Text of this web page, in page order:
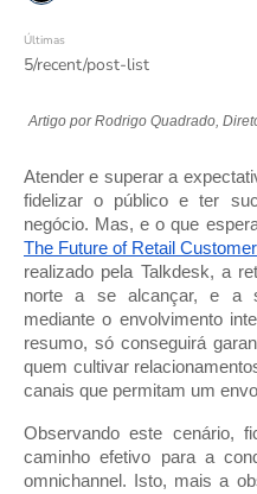
Últimas
5/recent/post-list
Artigo por Rodrigo Quadrado,
Atender e superar a
fidelizar o público e ter
The Future of Retail
realizado pela Talkdesk, a
norte a se alcançar, e a
mediante o envolvimento
resumo, só conseguirá
quem cultivar
canais que permitam um
Observando este cenário,
caminho efetivo para a
omnichannel. Isto, mais a